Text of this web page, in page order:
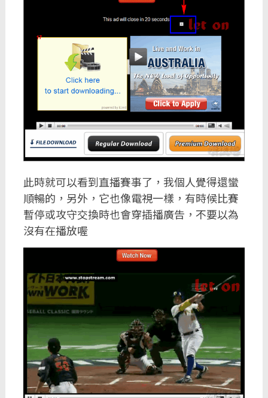
此時就可以看到直播賽事了，我個人覺得還蠻
順暢的，另外，它也像電視一樣，有時候比賽
暫停或攻守交換時也會穿插播廣告，不要以為
沒有在播放喔